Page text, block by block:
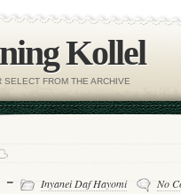
Kollel
FROM THE ARCHIVE
- Inyanei Daf Hayomi No